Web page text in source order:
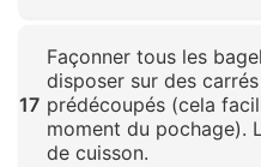
17
Façonner tous les
disposer sur des
prédécoupés (cela
moment du pochage).
de cuisson.